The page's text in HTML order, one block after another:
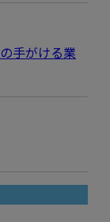
手がける業